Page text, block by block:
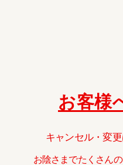
お客様
キャンセル・変
お陰さまでたくさん